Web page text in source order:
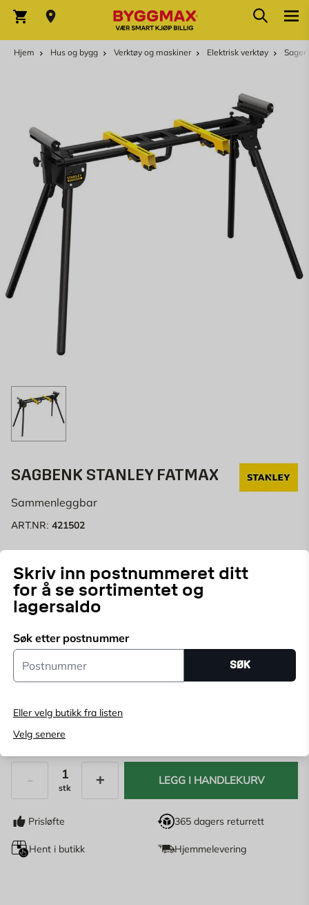
Skriv inn postnummeret ditt
for å se sortimentet og
lagersaldo
Søk etter postnummer
Postnummer
SØK
Eller velg butikk fra listen
Velg senere
Varekurv Søk
Hjem Hus og bygg Verktøy og maskiner Elektrisk verktøy Sager
SAGBENK STANLEY FATMAX
Sammenleggbar
ART.NR: 421502
håndtere.
Velg butikk for å se lagerstatus
Kjøp online, bestill levering i kassen
1 445 NOK
stk
LEGG I HANDLEKURV
Prisløfte 365 dagers returrett
Hent i butikk Hjemmelevering